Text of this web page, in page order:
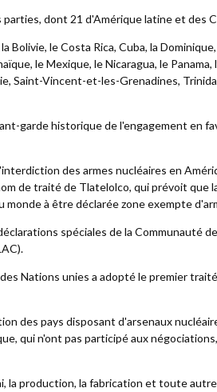
dont 21 d'Amérique latine et des
Bolivie, le Costa Rica, Cuba, la
le Mexique, le Nicaragua, le Panama,
Saint-Vincent-et-les-Grenadines,
garde historique de l'engagement en
des armes nucléaires en
de traité de Tlatelolco, qui prévoit que
à être déclarée zone exempte
spéciales de la Communauté
Nations unies a adopté le premier
des pays disposant d'arsenaux
qui n'ont pas participé aux
la production, la fabrication et toute